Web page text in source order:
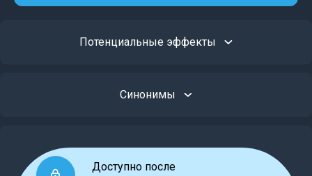
Потенциальные эффекты
Синонимы
Доступно после